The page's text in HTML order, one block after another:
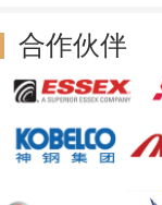
合作伙伴